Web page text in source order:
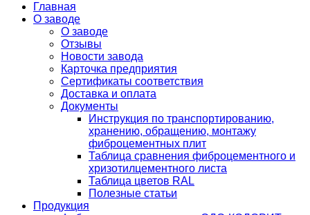
Главная
О заводе
О заводе
Отзывы
Новости завода
Карточка предприятия
Сертификаты соответствия
Доставка и оплата
Документы
Инструкция по транспортированию,
хранению, обращению, монтажу
фиброцементных плит
Таблица сравнения фиброцементного и
хризотилцементного листа
Таблица цветов RAL
Полезные статьи
Продукция